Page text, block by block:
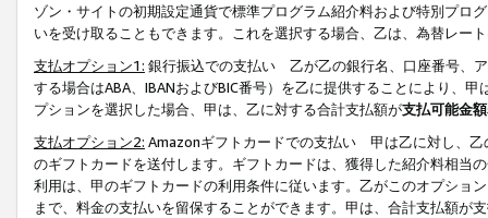
ゾン・サイトの初期設定通貨で標準プログラム紹介料および特別プロ
いを受け取ることもできます。これを選択する場合、乙は、為替レー
支払オプション1: 銀行振込での支払い 乙が乙の銀行名、口座番号、
する場合はABA、IBANおよびBIC番号）を乙に提供することにより、
プションを選択した場合、甲は、乙に対する合計支払額が支払可能金
支払オプション2: Amazonギフトカードでの支払い 甲は乙に対し、乙
のギフトカードを送付します。ギフトカードは、獲得した紹介料相当
利用は、甲のギフトカードの利用条件に従います。乙がこのオプショ
まで、料金の支払いを留保することができます。甲は、合計支払額が